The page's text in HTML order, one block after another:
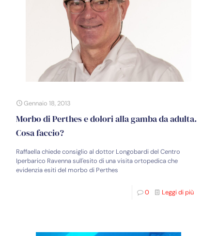
Gennaio 18, 2013
Morbo di Perthes e dolori alla gamba da adulta.
Cosa faccio?
Raffaella chiede consiglio al dottor Longobardi del Centro
Iperbarico Ravenna sull'esito di una visita ortopedica che
evidenzia esiti del morbo di Perthes
0 Leggi di più